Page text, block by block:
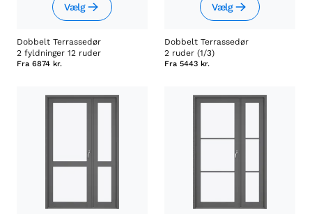
Vælg
Dobbelt Terrassedør
2 fyldninger 12 ruder
Fra 6874 kr.
Vælg
Dobbelt Terrassedør
2 ruder (1/3)
Fra 5443 kr.